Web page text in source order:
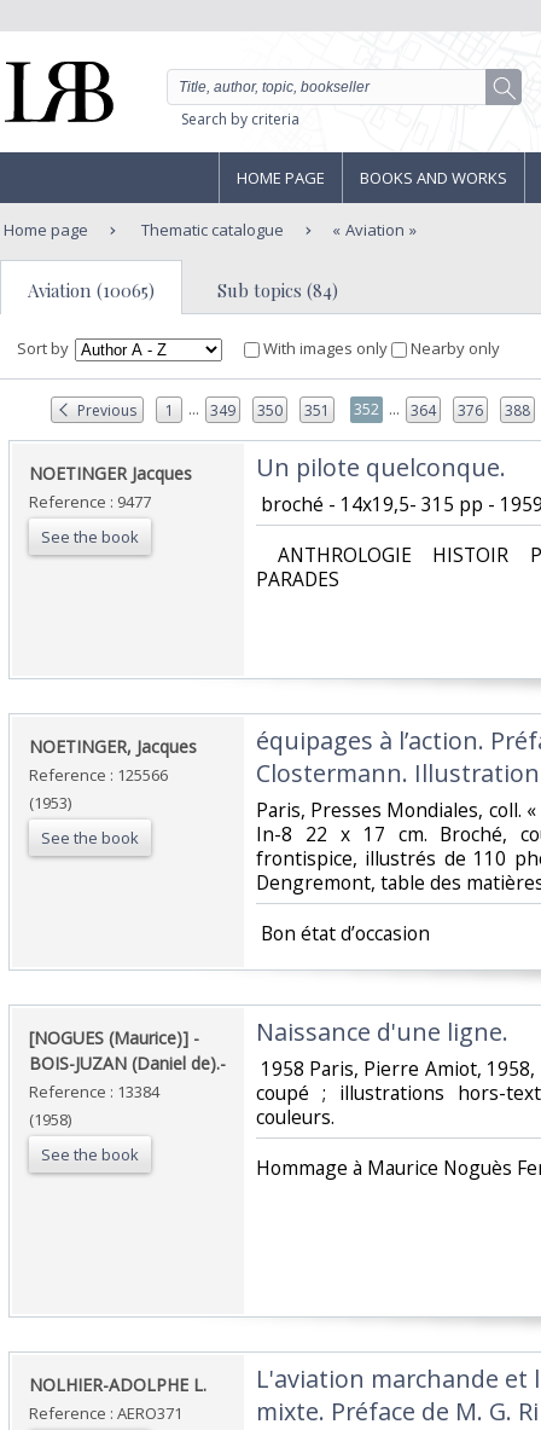
Search by criteria
HOME PAGE BOOKS AND WORKS
Home page Thematic catalogue Aviation
Aviation (10065) Sub topics (84)
Sort by With images only Nearby only
Previous 1 ... 349 350 351 352 ... 364 376 388
‎NOETINGER Jacques‎
Reference : 9477
See the book
‎Un pilote quelconque.‎
broché - 14x19,5- 315 pp -
ANTHROLOGIE HISTOIR
PARADES‎
‎NOETINGER, Jacques‎
Reference : 125566
(1953)
See the book
‎équipages à l’action.
Clostermann.
‎Paris, Presses Mondiales, coll.
In-8 22 x 17 cm. Broché,
frontispice, illustrés de 110
Dengremont, table des
‎ Bon état d’occasion ‎
‎[NOGUES (Maurice)] -
BOIS-JUZAN (Daniel de).-‎
Reference : 13384
(1958)
See the book
‎Naissance d'une ligne.‎
1958 Paris, Pierre Amiot,
coupé ; illustrations hors-
couleurs. ‎
‎Hommage à Maurice Noguès
‎NOLHIER-ADOLPHE L.‎
Reference : AERO371
‎L'aviation marchande et
mixte. Préface de M. G.